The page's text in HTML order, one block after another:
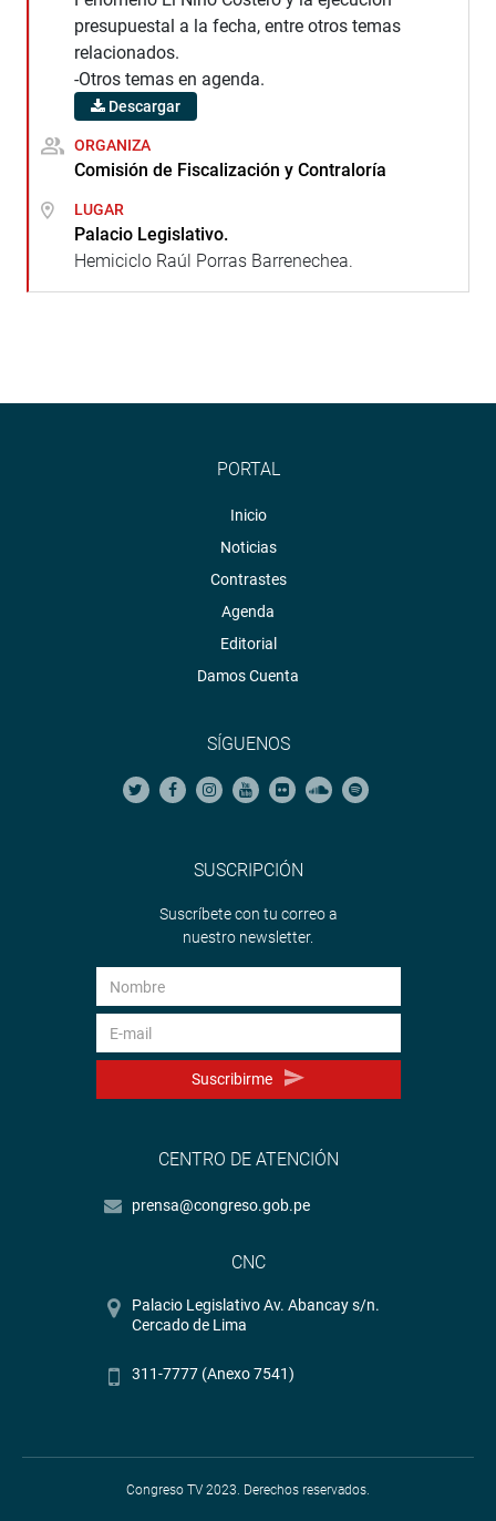
presupuestal a la fecha, entre otros temas
relacionados.
-Otros temas en agenda.
Descargar
ORGANIZA
Comisión de Fiscalización y Contraloría
LUGAR
Palacio Legislativo.
Hemiciclo Raúl Porras Barrenechea.
PORTAL
Inicio
Noticias
Contrastes
Agenda
Editorial
Damos Cuenta
SÍGUENOS
SUSCRIPCIÓN
Suscríbete con tu correo a
nuestro newsletter.
Suscribirme
CENTRO DE ATENCIÓN
prensa@congreso.gob.pe
CNC
Palacio Legislativo Av. Abancay s/n.
Cercado de Lima
311-7777 (Anexo 7541)
Congreso TV 2023. Derechos reservados.